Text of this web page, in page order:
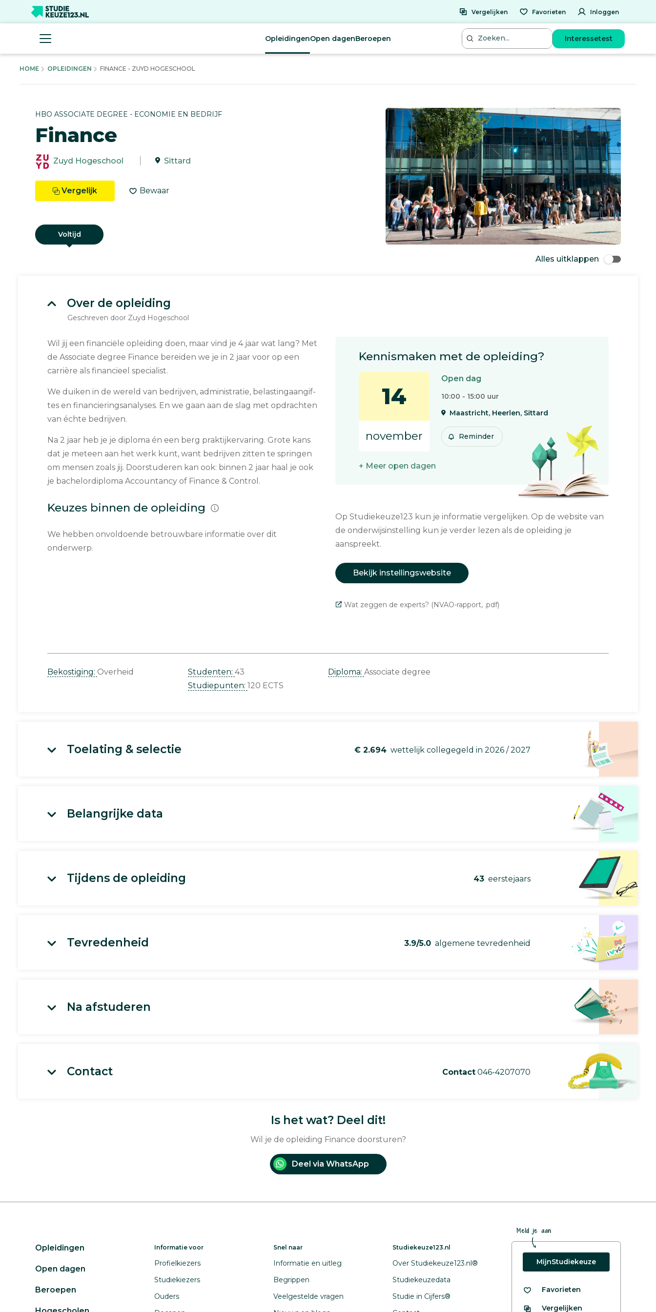
Vergelijken Favorieten Inloggen
OpleidingenOpen dagenBeroepen Interessetest
HOME OPLEIDINGEN FINANCE - ZUYD HOGESCHOOL
HBO ASSOCIATE DEGREE - ECONOMIE EN BEDRIJF
Finance
Zuyd Hogeschool Sittard
Vergelijk Bewaar
Voltijd
Alles uitklappen
Over de opleiding
Geschreven door Zuyd Hogeschool
Wil jij een fi­nan­ci­ë­le op­lei­ding doen, maar vind je 4 jaar wat lang? Met
de As­so­ci­a­te degree Finance bereiden we je in 2 jaar voor op een
carrière als fi­nan­ci­eel spe­ci­a­list.
We duiken in de wereld van be­drij­ven, ad­mi­ni­stra­tie, be­las­ting­aan­gif­
tes en fi­nan­cie­rings­ana­ly­ses. En we gaan aan de slag met op­drach­ten
van échte be­drij­ven.
Na 2 jaar heb je je diploma én een berg prak­tijk­er­va­ring. Grote kans
dat je meteen aan het werk kunt, want be­drij­ven zitten te springen
om mensen zoals jij. Door­stu­de­ren kan ook: binnen 2 jaar haal je ook
je ba­chel­or­di­plo­ma Ac­coun­tan­cy of Finance & Control.
Keuzes binnen de opleiding
We hebben onvoldoende betrouwbare informatie over dit
onderwerp.
Kennismaken met de opleiding?
14
november
Open dag
10:00 - 15:00 uur
Maastricht, Heerlen, Sittard
Reminder
+ Meer open dagen
Op Studiekeuze123 kun je informatie vergelijken. Op de website van
de onderwijsinstelling kun je verder lezen als de opleiding je
aanspreekt.
Bekijk instellingswebsite
Wat zeggen de experts? (NVAO-rapport, .pdf)
Bekostiging: Overheid Studenten: 43
Studiepunten: 120 ECTS
Diploma: Associate degree
Toelating & selectie € 2.694 wettelijk collegegeld in 2026 / 2027
Belangrijke data
Tijdens de opleiding 43 eerstejaars
Tevredenheid 3.9/5.0 algemene tevredenheid
Na afstuderen
Contact Contact 046-4207070
Is het wat? Deel dit!
Wil je de opleiding Finance doorsturen?
Deel via WhatsApp
Opleidingen
Open dagen
Beroepen
Informatie voor
Profielkiezers
Studiekiezers
Ouders
Snel naar
Informatie en uitleg
Begrippen
Veelgestelde vragen
Studiekeuze123.nl
Over Studiekeuze123.nl®
Studiekeuzedata
Studie in Cijfers®
Meld je aan
MijnStudiekeuze
Favorieten
Vergelijken